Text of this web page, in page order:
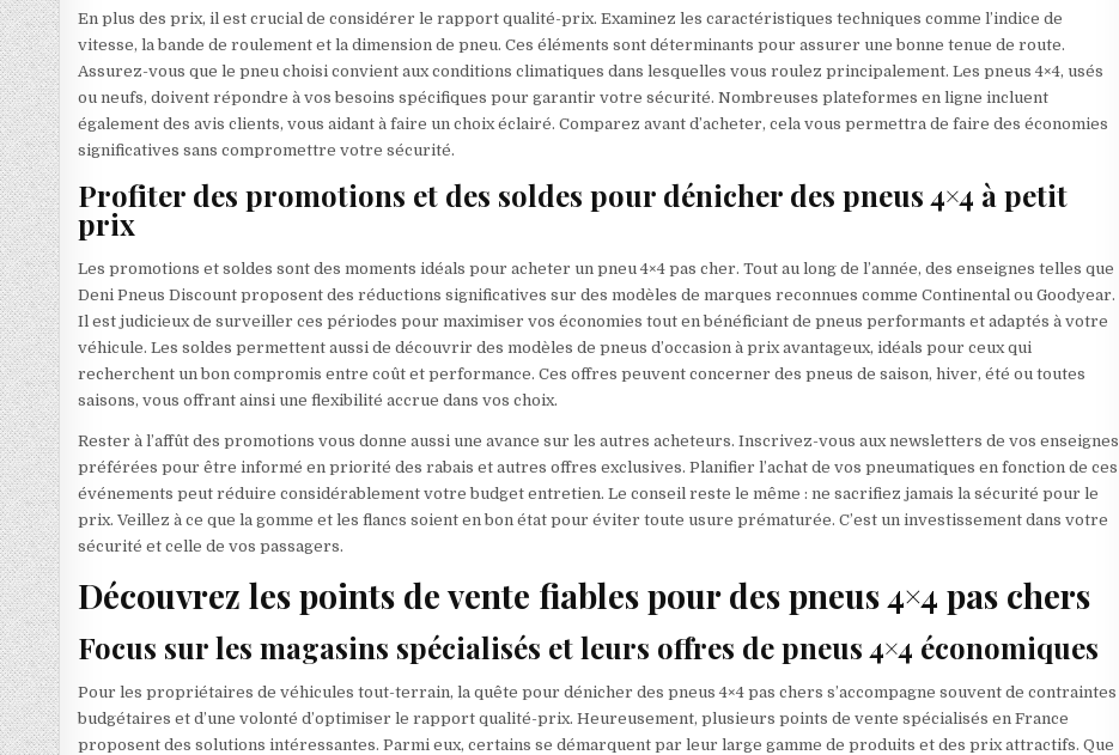
En plus des prix, il est crucial de considérer le rapport qualité-prix. Examinez les caractéristiques techniques comme l’indice de
vitesse, la bande de roulement et la dimension de pneu. Ces éléments sont déterminants pour assurer une bonne tenue de route.
Assurez-vous que le pneu choisi convient aux conditions climatiques dans lesquelles vous roulez principalement. Les pneus 4×4, usés
ou neufs, doivent répondre à vos besoins spécifiques pour garantir votre sécurité. Nombreuses plateformes en ligne incluent
également des avis clients, vous aidant à faire un choix éclairé. Comparez avant d’acheter, cela vous permettra de faire des économies
significatives sans compromettre votre sécurité.
Profiter des promotions et des soldes pour dénicher des pneus 4×4 à petit
prix
Les promotions et soldes sont des moments idéals pour acheter un pneu 4×4 pas cher. Tout au long de l’année, des enseignes telles que
Deni Pneus Discount proposent des réductions significatives sur des modèles de marques reconnues comme Continental ou Goodyear.
Il est judicieux de surveiller ces périodes pour maximiser vos économies tout en bénéficiant de pneus performants et adaptés à votre
véhicule. Les soldes permettent aussi de découvrir des modèles de pneus d’occasion à prix avantageux, idéals pour ceux qui
recherchent un bon compromis entre coût et performance. Ces offres peuvent concerner des pneus de saison, hiver, été ou toutes
saisons, vous offrant ainsi une flexibilité accrue dans vos choix.
Rester à l’affût des promotions vous donne aussi une avance sur les autres acheteurs. Inscrivez-vous aux newsletters de vos enseignes
préférées pour être informé en priorité des rabais et autres offres exclusives. Planifier l’achat de vos pneumatiques en fonction de ces
événements peut réduire considérablement votre budget entretien. Le conseil reste le même : ne sacrifiez jamais la sécurité pour le
prix. Veillez à ce que la gomme et les flancs soient en bon état pour éviter toute usure prématurée. C’est un investissement dans votre
sécurité et celle de vos passagers.
Découvrez les points de vente fiables pour des pneus 4×4 pas chers
Focus sur les magasins spécialisés et leurs offres de pneus 4×4 économiques
Pour les propriétaires de véhicules tout-terrain, la quête pour dénicher des pneus 4×4 pas chers s’accompagne souvent de contraintes
budgétaires et d’une volonté d’optimiser le rapport qualité-prix. Heureusement, plusieurs points de vente spécialisés en France
proposent des solutions intéressantes. Parmi eux, certains se démarquent par leur large gamme de produits et des prix attractifs. Que